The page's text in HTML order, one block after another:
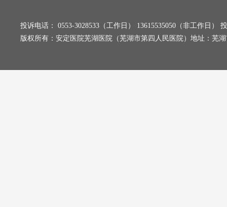
投诉电话： 0553-3028533（工作日） 13615535050（非工作日）
版权所有：安定医院芜湖医院（芜湖市第四人民医院）地址：